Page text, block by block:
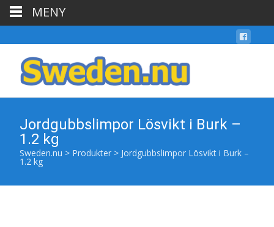
Jordgubbslimpor Lösvikt i Burk –
1.2 kg
Sweden.nu > Produkter > Jordgubbslimpor Lösvikt i Burk –
1.2 kg
MENY